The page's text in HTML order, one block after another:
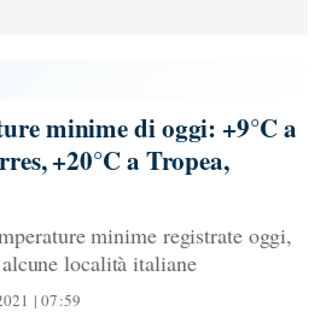
minime di oggi: +9°C a
+20°C a Tropea,
minime registrate oggi,
località italiane
| 07:59